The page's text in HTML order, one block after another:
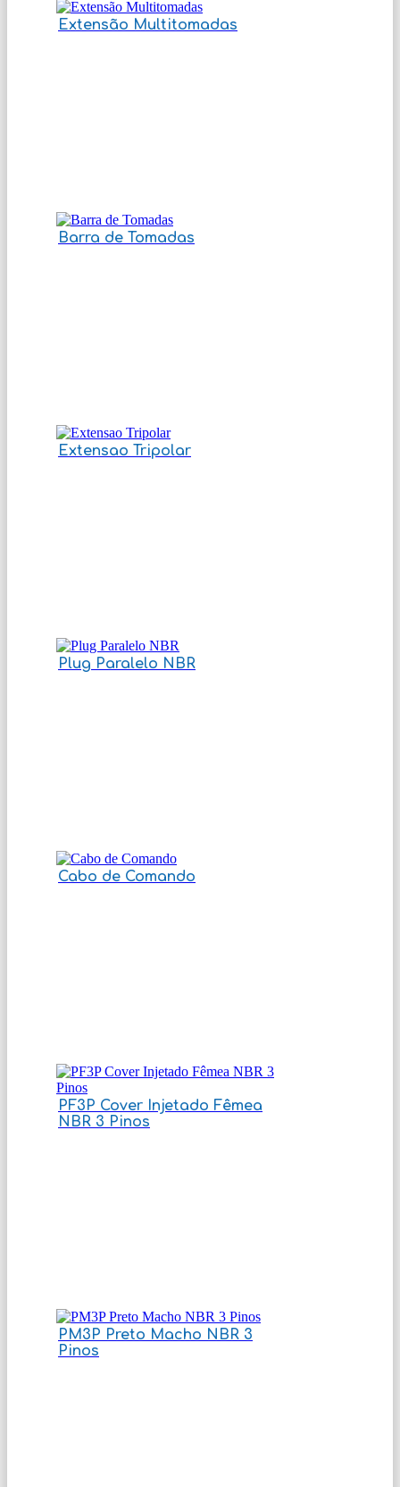
Extensão Multitomadas
Barra de Tomadas
Extensao Tripolar
Plug Paralelo NBR
Cabo de Comando
PF3P Cover Injetado Fêmea
NBR 3 Pinos
PM3P Preto Macho NBR 3
Pinos